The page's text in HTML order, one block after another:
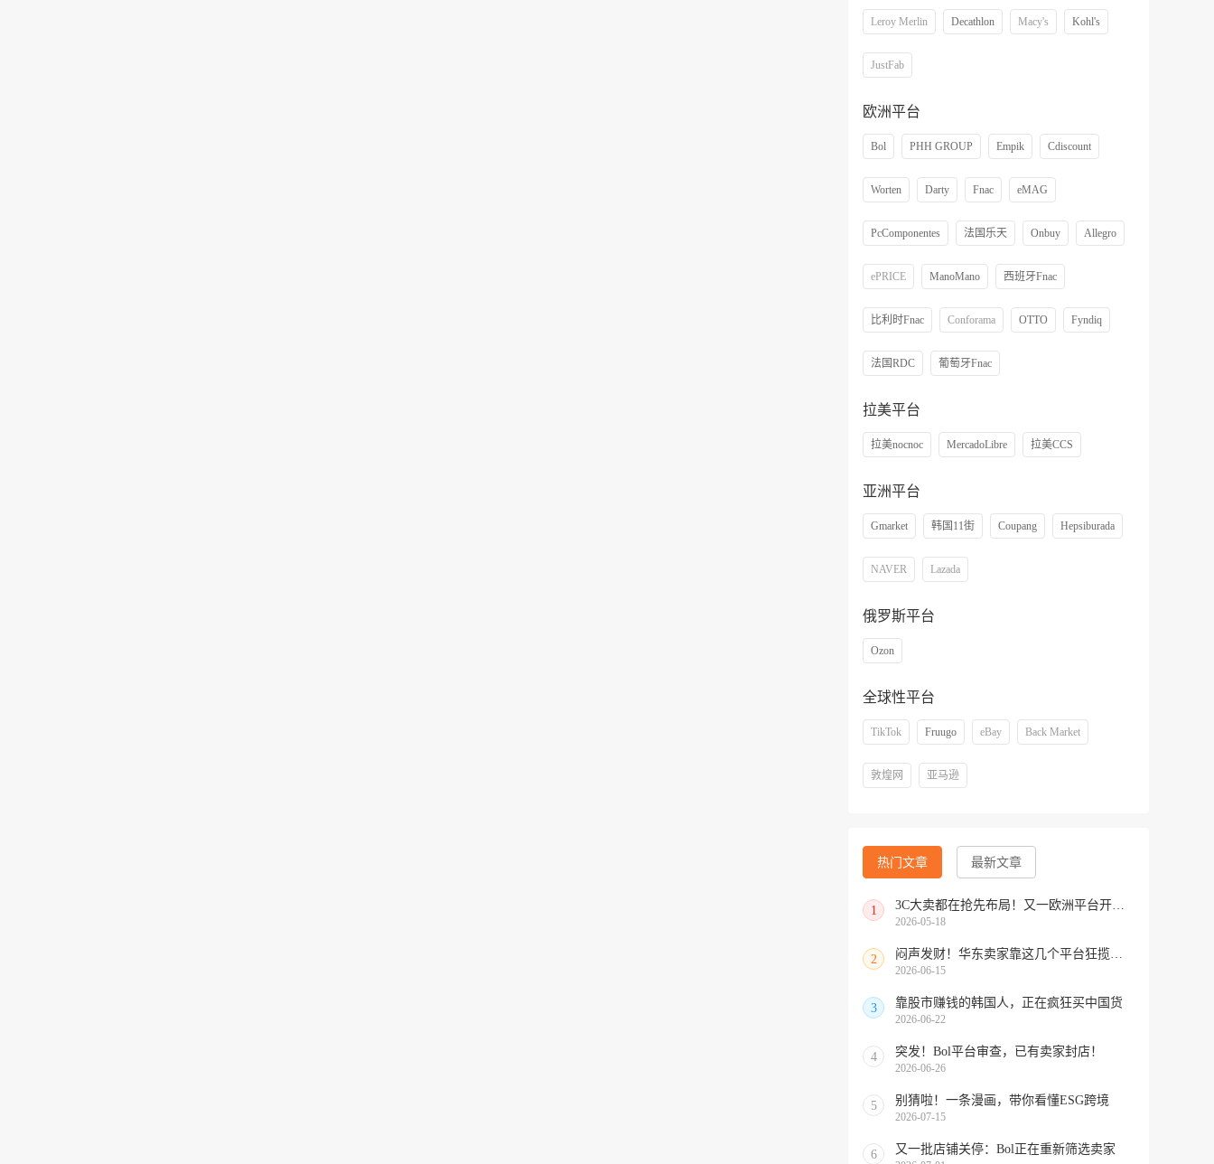
Leroy Merlin Decathlon Macy's Kohl's
JustFab
欧洲平台
Bol PHH GROUP Empik Cdiscount
Worten Darty Fnac eMAG
PcComponentes 法国乐天 Onbuy Allegro
ePRICE ManoMano 西班牙Fnac
比利时Fnac Conforama OTTO Fyndiq
法国RDC 葡萄牙Fnac
拉美平台
拉美nocnoc MercadoLibre 拉美CCS
亚洲平台
Gmarket 韩国11街 Coupang Hepsiburada
NAVER Lazada
俄罗斯平台
Ozon
全球性平台
TikTok Fruugo eBay Back Market
敦煌网 亚马逊
热门文章 最新文章
1 3C大卖都在抢先布局！又一欧洲平台开放中国招商
2026-05-18
2 闷声发财！华东卖家靠这几个平台狂揽北美订单，华南机会来了！
2026-06-15
3 靠股市赚钱的韩国人，正在疯狂买中国货
2026-06-22
4 突发！Bol平台审查，已有卖家封店！
2026-06-26
5 别猜啦！一条漫画，带你看懂ESG跨境
2026-07-15
6 又一批店铺关停：Bol正在重新筛选卖家